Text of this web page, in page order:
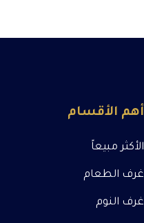
أهم الأقسام
الأكثر مبيعاً
غرف الطعام
غرف النوم